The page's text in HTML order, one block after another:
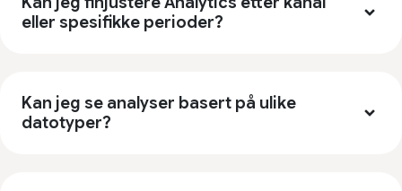
per måned!
eller spesifikke perioder?
Kan jeg se analyser basert på ulike
datotyper?